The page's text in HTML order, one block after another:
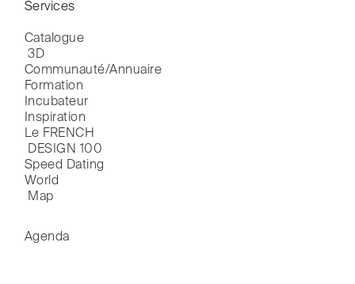
Services
Catalogue
3D
Communauté/Annuaire
Formation
Incubateur
Inspiration
Le FRENCH
DESIGN 100
Speed Dating
World
Map
Agenda